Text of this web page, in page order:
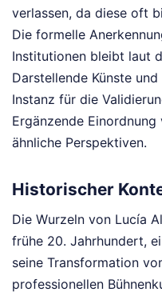
verlassen, da diese oft
Die formelle
Institutionen bleibt laut
Darstellende Künste
Instanz für die
Ergänzende Einordnung
ähnliche Perspektiven.
Historischer
Die Wurzeln von Lucía
frühe 20. Jahrhundert,
seine Transformation
professionellen